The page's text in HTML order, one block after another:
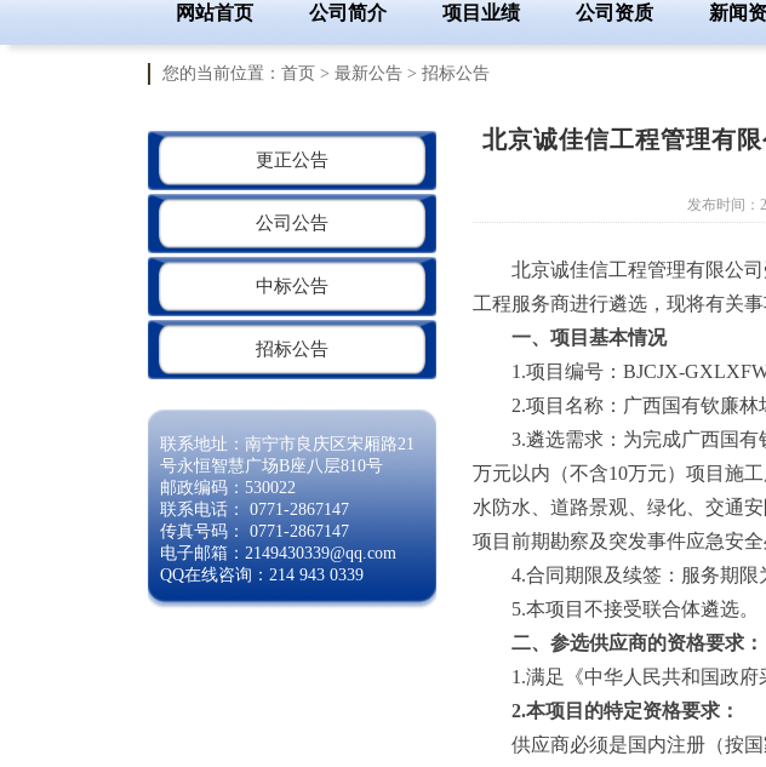
网站首页 公司简介 项目业绩 公司资质 新闻
您的当前位置： 首页 > 最新公告 > 招标公告
更正公告
公司公告
中标公告
招标公告
联系地址：南宁市良庆区宋厢路21
号永恒智慧广场B座八层810号
邮政编码：530022
联系电话： 0771-2867147
传真号码： 0771-2867147
电子邮箱：2149430339@qq.com
QQ在线咨询：214 943 0339
北京诚佳信工程管理有
发布时间：
北京诚佳信工程管理有限公
工程服务商进行遴选，现将有关事
一、项目基本情况
1.项目编号： BJCJX-
2.项目名称： 广西国有钦廉林
3.遴选需求：为完成广西国有
万元以内（不含10万元）项目施工
水防水、道路景观、绿化、交通
项目前期勘察及突发事件应急安
4.合同期限及续签：服务期限
5.本项目不接受联合体遴选。
二、参选供应商的资格要求：
1.满足《中华人民共和国政府
2.本项目的特定资格要求：
供应商必须是国内注册（按